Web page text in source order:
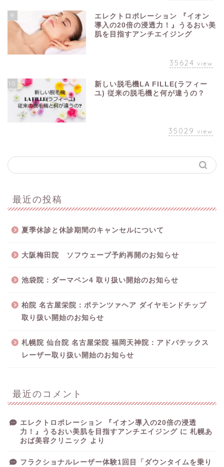
9
エレクトロポレーション 『イオン
導入の20倍の浸透力！』うるおい美
肌を目指すアンチエイジング
35624 view
10
新しい脱毛機LA FILLE(ラフィー
ユ) 従来の脱毛機と何が違うの？
35029 view
最近の投稿
夏季休診と休診期間のキャンセルについて
大阪梅田院 ソフウェーブ予約再開のお知らせ
池袋院：ダーマペン4 取り扱い開始のお知らせ
柏院 名古屋栄院：ポテンツァヘア ダイヤモンドチップ
取り扱い開始のお知らせ
札幌院 仙台院 名古屋栄院 福岡天神院：アドバテックス
レーザー取り扱い開始のお知らせ
最近のコメント
エレクトロポレーション 『イオン導入の20倍の浸透
力！』うるおい美肌を目指すアンチエイジング に 札幌あ
おば美容クリニック より
フラクショナルレーザー体験1回目「ダウンタイムを乗り